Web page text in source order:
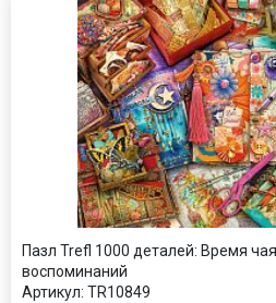
Пазл Trefl 1000 деталей: Время
воспоминаний
Артикул: TR10849